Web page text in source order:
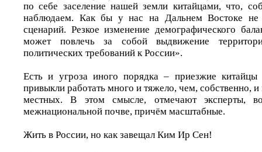
по себе заселение нашей земли китайцами, что,
наблюдаем. Как бы у нас на Дальнем Востоке не
сценарий. Резкое изменение демографического
может повлечь за собой выдвижение
политических требований к России».
Есть и угроза иного порядка – приезжие
привыкли работать много и тяжело, чем, собственно,
местных. В этом смысле, отмечают эксперты,
межнациональной почве, причём масштабные.
Жить в России, но как завещал Ким Ир Сен!